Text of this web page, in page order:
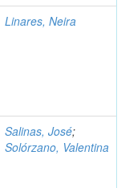
Linares, Neira
Salinas, José;
Solórzano, Valentina